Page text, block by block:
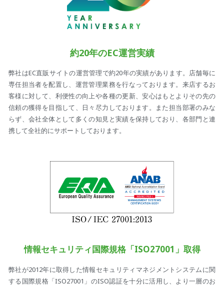
約20年のEC運営実績
弊社はEC直販サイトの運営管理で約20年の実績があります。店舗毎に
専任担当者を配置し、運営管理業務を行なっております。来店するお
客様に対して、利便性の向上や各種の更新、安心はもとよりその先の
信頼の獲得を目指して、日々尽力しております。また担当部署のみな
らず、会社全体として多くの知見と実績を保持しており、各部門と連
携して全社的にサポートしております。
情報セキュリティ国際規格「ISO27001」取得
弊社が2012年に取得した情報セキュリティマネジメントシステムに関
する国際規格「ISO27001」のISO認証を十分に活用し、より一層のお